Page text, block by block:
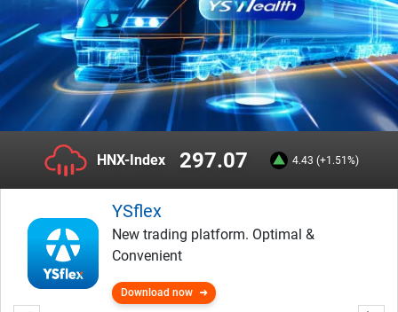
HNX-Index 297.07 4.43 (+1.51%)
YSflex
New trading platform. Optimal &
Convenient
Download now